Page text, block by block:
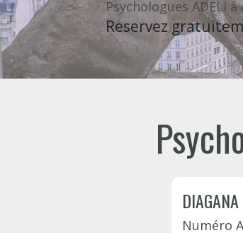
Psychologues ADELI à
Reservez
Numéro